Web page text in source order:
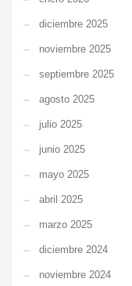
diciembre 2025
noviembre 2025
septiembre 2025
agosto 2025
julio 2025
junio 2025
mayo 2025
abril 2025
marzo 2025
diciembre 2024
noviembre 2024